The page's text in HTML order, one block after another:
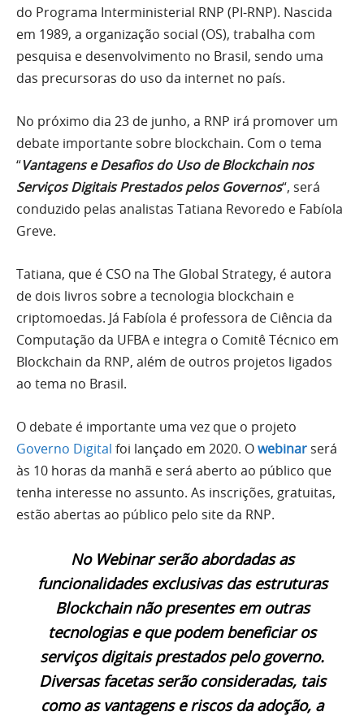
do Programa Interministerial RNP (PI-RNP). Nascida
em 1989, a organização social (OS), trabalha com
pesquisa e desenvolvimento no Brasil, sendo uma
das precursoras do uso da internet no país.
No próximo dia 23 de junho, a RNP irá promover um
debate importante sobre blockchain. Com o tema
“Vantagens e Desafios do Uso de Blockchain nos
Serviços Digitais Prestados pelos Governos“, será
conduzido pelas analistas Tatiana Revoredo e Fabíola
Greve.
Tatiana, que é CSO na The Global Strategy, é autora
de dois livros sobre a tecnologia blockchain e
criptomoedas. Já Fabíola é professora de Ciência da
Computação da UFBA e integra o Comitê Técnico em
Blockchain da RNP, além de outros projetos ligados
ao tema no Brasil.
O debate é importante uma vez que o projeto
Governo Digital foi lançado em 2020. Owebinar será
às 10 horas da manhã e será aberto ao público que
tenha interesse no assunto. As inscrições, gratuitas,
estão abertas ao público pelo site da RNP.
No Webinar serão abordadas as
funcionalidades exclusivas das estruturas
Blockchain não presentes em outras
tecnologias e que podem beneficiar os
serviços digitais prestados pelo governo.
Diversas facetas serão consideradas, tais
como as vantagens e riscos da adoção, a